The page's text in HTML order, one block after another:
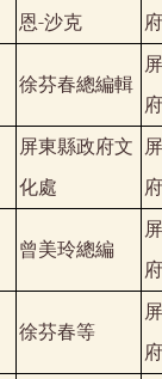
恩-沙克
府
徐芬春總編輯
府
屏東縣政府文
化處
府
曾美玲總編
府
徐芬春等
府